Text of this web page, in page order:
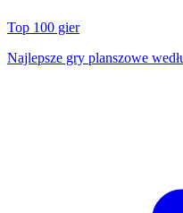
Top 100 gier
Najlepsze gry planszowe